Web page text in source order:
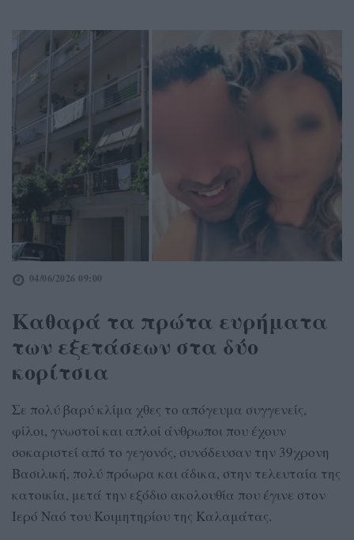
04/06/2026 09:00
Καθαρά τα πρώτα ευρήματα
των εξετάσεων στα δύο
κορίτσια
Σε πολύ βαρύ κλίμα χθες το απόγευμα συγγενείς,
φίλοι, γνωστοί και απλοί άνθρωποι που έχουν
σοκαριστεί από το γεγονός, συνόδευσαν την 39χρονη
Βασιλική, πολύ πρόωρα και άδικα, στην τελευταία της
κατοικία, μετά την εξόδιο ακολουθία που έγινε στον
Ιερό Ναό του Κοιμητηρίου της Καλαμάτας.